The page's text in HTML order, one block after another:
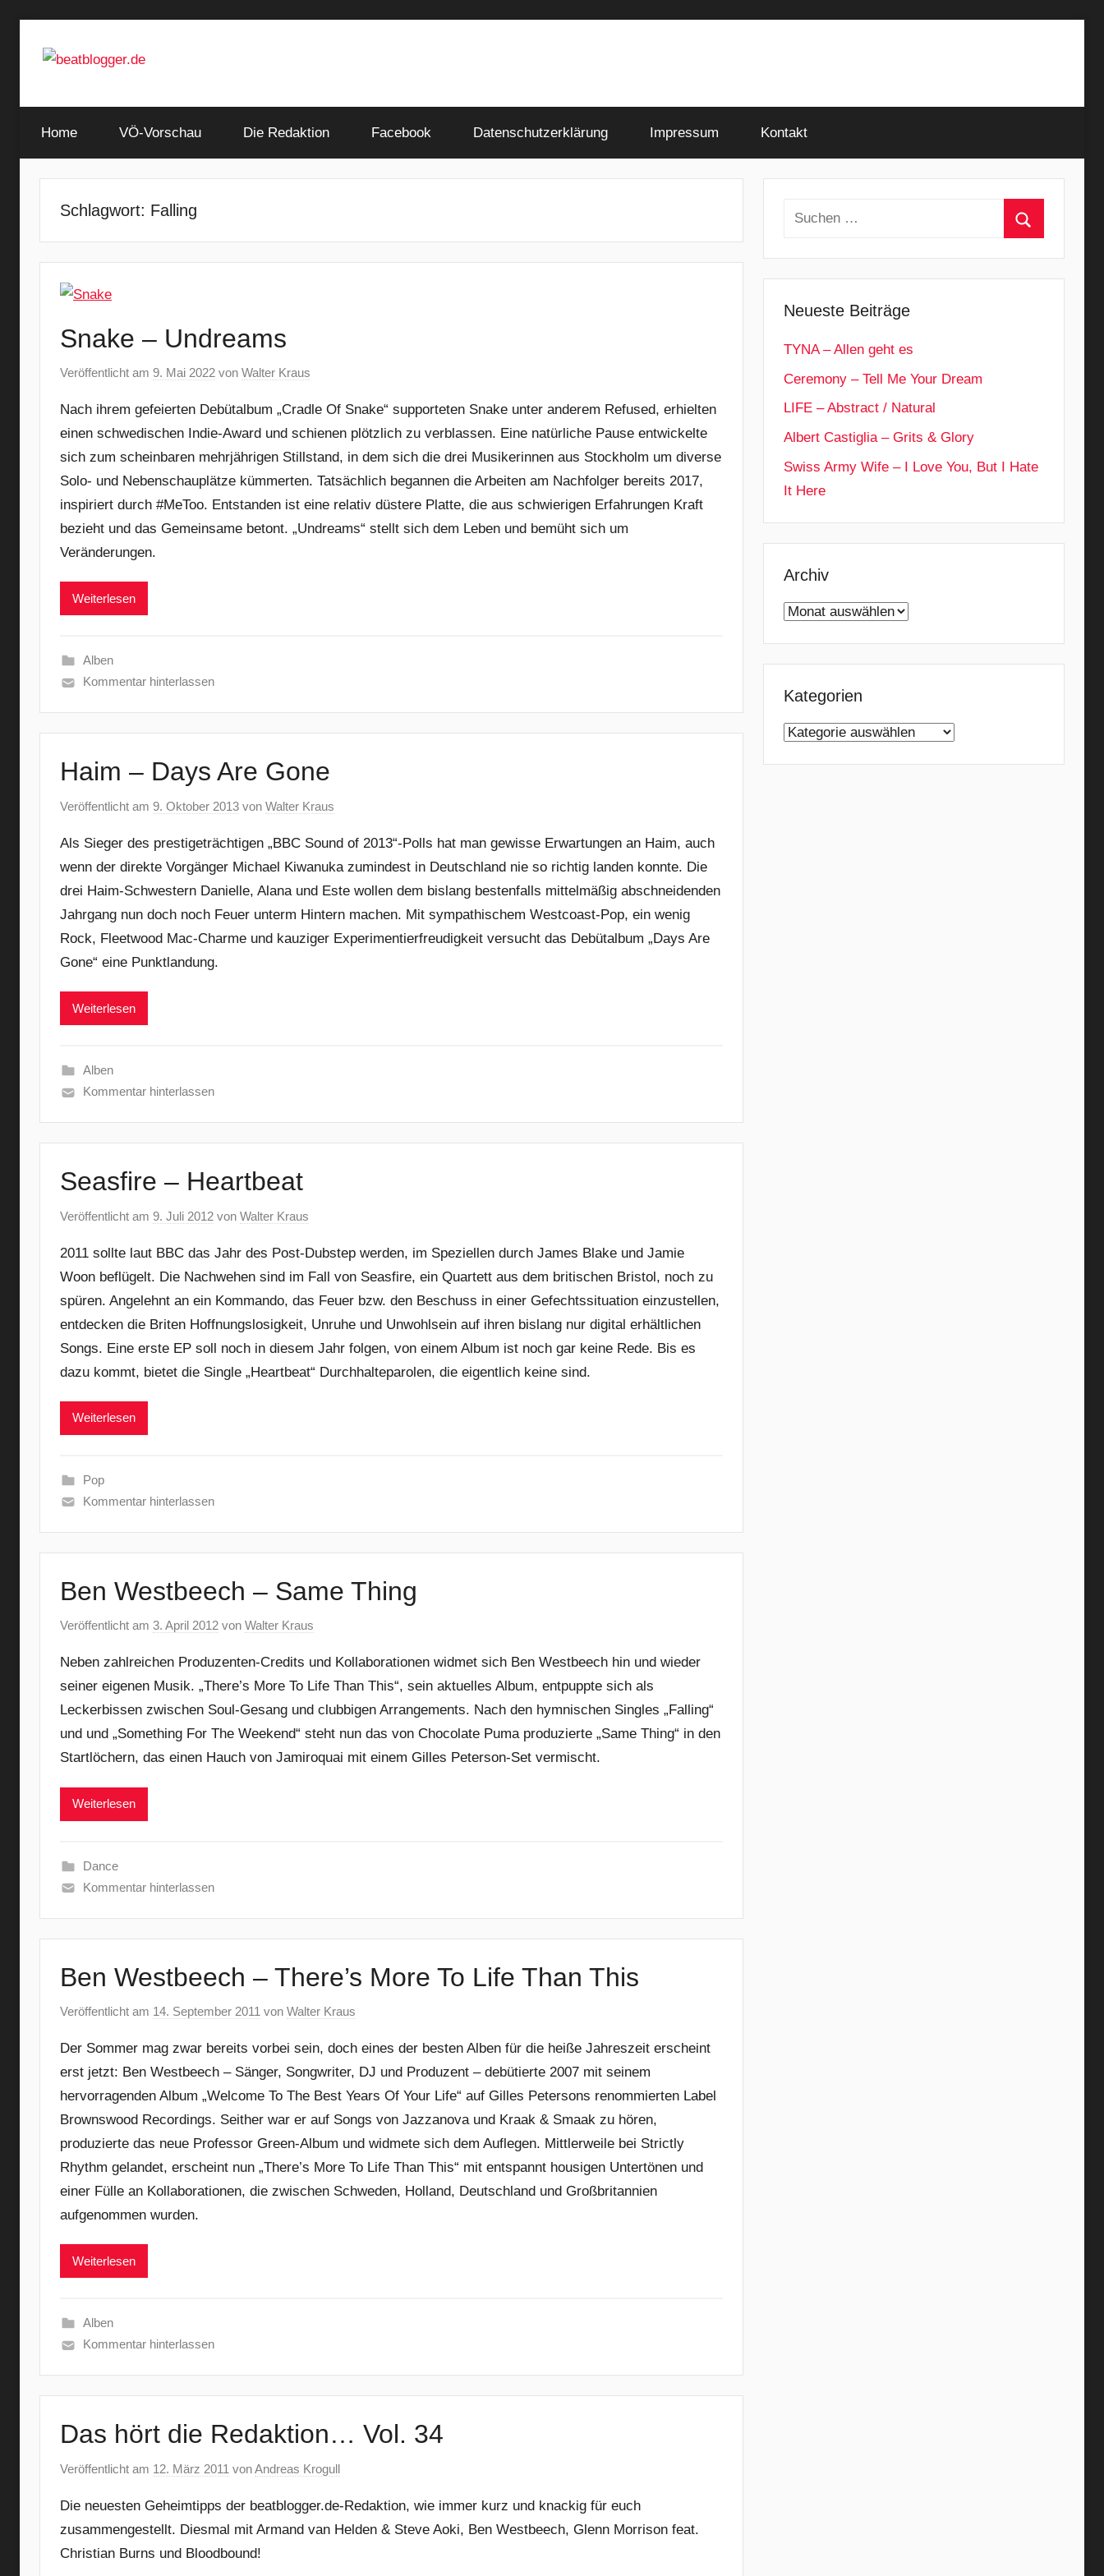
Inhalt
beatblogger.de
and
the
Home VÖ-Vorschau Die Redaktion Facebook Datenschutzerklärung Impressum Kontakt
Schlagwort: Falling
Snake – Undreams
Veröffentlicht am 9. Mai 2022 von Walter Kraus
Nach ihrem gefeierten Debütalbum „Cradle Of Snake“ supporteten Snake unter anderem Refused, erhielten
einen schwedischen Indie-Award und schienen plötzlich zu verblassen. Eine natürliche Pause entwickelte
sich zum scheinbaren mehrjährigen Stillstand, in dem sich die drei Musikerinnen aus Stockholm um diverse
Solo- und Nebenschauplätze kümmerten. Tatsächlich begannen die Arbeiten am Nachfolger bereits 2017,
inspiriert durch #MeToo. Entstanden ist eine relativ düstere Platte, die aus schwierigen Erfahrungen Kraft
bezieht und das Gemeinsame betont. „Undreams“ stellt sich dem Leben und bemüht sich um
Veränderungen.
Weiterlesen
Alben
Kommentar hinterlassen
Haim – Days Are Gone
Veröffentlicht am 9. Oktober 2013 von Walter Kraus
Als Sieger des prestigeträchtigen „BBC Sound of 2013“-Polls hat man gewisse Erwartungen an Haim, auch
wenn der direkte Vorgänger Michael Kiwanuka zumindest in Deutschland nie so richtig landen konnte. Die
drei Haim-Schwestern Danielle, Alana und Este wollen dem bislang bestenfalls mittelmäßig abschneidenden
Jahrgang nun doch noch Feuer unterm Hintern machen. Mit sympathischem Westcoast-Pop, ein wenig
Rock, Fleetwood Mac-Charme und kauziger Experimentierfreudigkeit versucht das Debütalbum „Days Are
Gone“ eine Punktlandung.
Weiterlesen
Alben
Kommentar hinterlassen
Seasfire – Heartbeat
Veröffentlicht am 9. Juli 2012 von Walter Kraus
2011 sollte laut BBC das Jahr des Post-Dubstep werden, im Speziellen durch James Blake und Jamie
Woon beflügelt. Die Nachwehen sind im Fall von Seasfire, ein Quartett aus dem britischen Bristol, noch zu
spüren. Angelehnt an ein Kommando, das Feuer bzw. den Beschuss in einer Gefechtssituation einzustellen,
entdecken die Briten Hoffnungslosigkeit, Unruhe und Unwohlsein auf ihren bislang nur digital erhältlichen
Songs. Eine erste EP soll noch in diesem Jahr folgen, von einem Album ist noch gar keine Rede. Bis es
dazu kommt, bietet die Single „Heartbeat“ Durchhalteparolen, die eigentlich keine sind.
Weiterlesen
Pop
Kommentar hinterlassen
Ben Westbeech – Same Thing
Veröffentlicht am 3. April 2012 von Walter Kraus
Neben zahlreichen Produzenten-Credits und Kollaborationen widmet sich Ben Westbeech hin und wieder
seiner eigenen Musik. „There’s More To Life Than This“, sein aktuelles Album, entpuppte sich als
Leckerbissen zwischen Soul-Gesang und clubbigen Arrangements. Nach den hymnischen Singles „Falling“
und und „Something For The Weekend“ steht nun das von Chocolate Puma produzierte „Same Thing“ in den
Startlöchern, das einen Hauch von Jamiroquai mit einem Gilles Peterson-Set vermischt.
Weiterlesen
Dance
Kommentar hinterlassen
Ben Westbeech – There’s More To Life Than This
Veröffentlicht am 14. September 2011 von Walter Kraus
Der Sommer mag zwar bereits vorbei sein, doch eines der besten Alben für die heiße Jahreszeit erscheint
erst jetzt: Ben Westbeech – Sänger, Songwriter, DJ und Produzent – debütierte 2007 mit seinem
hervorragenden Album „Welcome To The Best Years Of Your Life“ auf Gilles Petersons renommierten Label
Brownswood Recordings. Seither war er auf Songs von Jazzanova und Kraak & Smaak zu hören,
produzierte das neue Professor Green-Album und widmete sich dem Auflegen. Mittlerweile bei Strictly
Rhythm gelandet, erscheint nun „There’s More To Life Than This“ mit entspannt housigen Untertönen und
einer Fülle an Kollaborationen, die zwischen Schweden, Holland, Deutschland und Großbritannien
aufgenommen wurden.
Weiterlesen
Alben
Kommentar hinterlassen
Das hört die Redaktion… Vol. 34
Veröffentlicht am 12. März 2011 vonAndreas Krogull
Die neuesten Geheimtipps der beatblogger.de-Redaktion, wie immer kurz und knackig für euch
zusammengestellt. Diesmal mit Armand van Helden & Steve Aoki, Ben Westbeech, Glenn Morrison feat.
Christian Burns und Bloodbound!
Suchen
Neueste Beiträge
TYNA – Allen geht es
Ceremony – Tell Me Your Dream
LIFE – Abstract / Natural
Albert Castiglia – Grits & Glory
Swiss Army Wife – I Love You, But I Hate
It Here
Archiv
Archiv
Kategorien
Kategorien